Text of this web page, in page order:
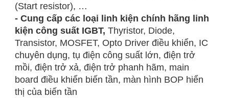
(Start resistor), …
- Cung cấp các loại linh kiện chính hãng linh
kiện công suất IGBT, Thyristor, Diode,
Transistor, MOSFET, Opto Driver điều khiển, IC
chuyên dụng, tụ điện công suất lớn, điện trở
mồi, điện trở xả, điện trở phanh hãm, main
board điều khiển biến tần, màn hình BOP hiển
thị của biến tần